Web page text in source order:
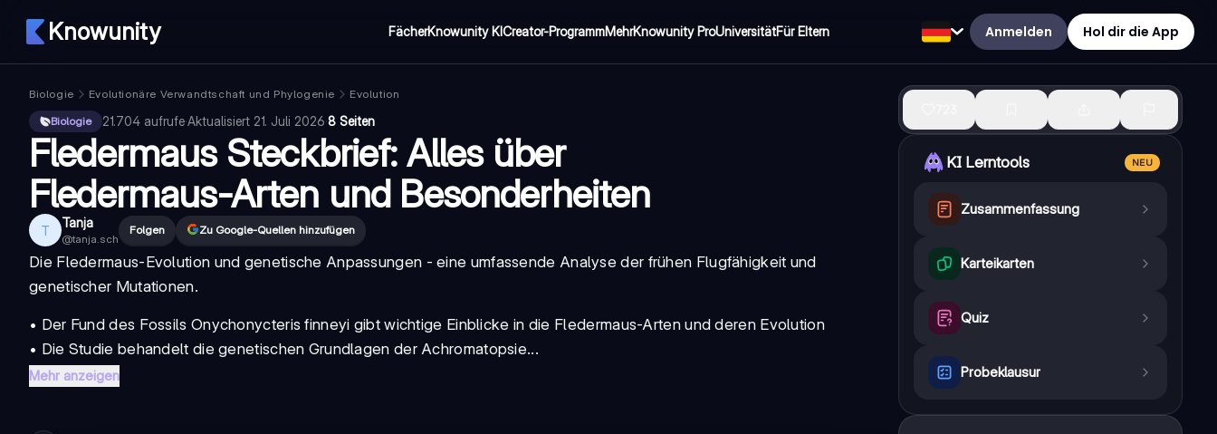
Knowunity FächerKnowunity KICreator-ProgrammMehrKnowunity ProUniversitätFür Eltern Anmelden Hol dir die App
Biologie Evolutionäre Verwandtschaft und Phylogenie
Evolution
Biologie
21.704 aufrufe·Aktualisiert 21. Juli 2026·8 Seiten
Fledermaus Steckbrief: Alles über
Fledermaus-Arten und Besonderheiten
T Tanja
@tanja.sch
Folgen Zu Google-Quellen hinzufügen
Die Fledermaus-Evolution und genetische Anpassungen - eine umfassende Analyse der frühen Flugfähigkeit und
genetischer Mutationen.
• Der Fund des Fossils Onychonycteris finneyi gibt wichtige Einblicke in die Fledermaus-Artenund deren Evolution
• Die Studie behandelt die genetischen Grundlagen der Achromatopsie...
Mehr anzeigen
KI Lerntools NEU
Zusammenfassung
Karteikarten
Quiz
Probeklausur